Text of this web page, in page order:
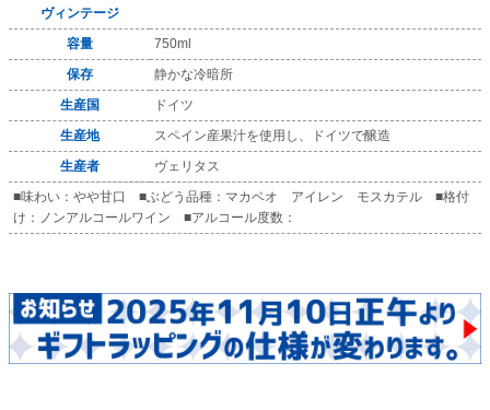
ヴィンテージ
容量
750ml
保存
静かな冷暗所
生産国
ドイツ
生産地
スペイン産果汁を使用し、ドイツで醸造
生産者
ヴェリタス
■味わい：やや甘口 ■ぶどう品種：マカベオ アイレン モスカテル ■格付
け：ノンアルコールワイン ■アルコール度数：